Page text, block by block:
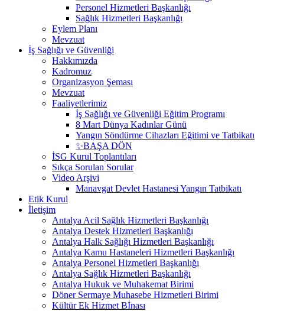
Personel Hizmetleri Başkanlığı
Sağlık Hizmetleri Başkanlığı
Eylem Planı
Mevzuat
İş Sağlığı ve Güvenliği
Hakkımızda
Kadromuz
Organizasyon Şeması
Mevzuat
Faaliyetlerimiz
İş Sağlığı ve Güvenliği Eğitim Programı
8 Mart Dünya Kadınlar Günü
Yangın Söndürme Cihazları Eğitimi ve Tatbikatı
✨BAŞA DÖN
İSG Kurul Toplantıları
Sıkça Sorulan Sorular
Video Arşivi
Manavgat Devlet Hastanesi Yangın Tatbikatı
Etik Kurul
İletişim
Antalya Acil Sağlık Hizmetleri Başkanlığı
Antalya Destek Hizmetleri Başkanlığı
Antalya Halk Sağlığı Hizmetleri Başkanlığı
Antalya Kamu Hastaneleri Hizmetleri Başkanlığı
Antalya Personel Hizmetleri Başkanlığı
Antalya Sağlık Hizmetleri Başkanlığı
Antalya Hukuk ve Muhakemat Birimi
Döner Sermaye Muhasebe Hizmetleri Birimi
Kültür Ek Hizmet Bİnası